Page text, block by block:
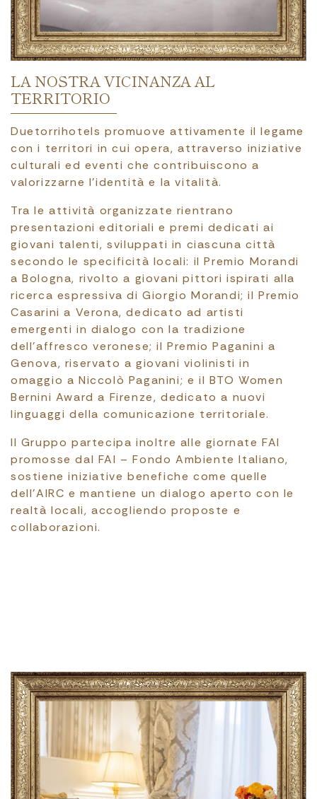
LA NOSTRA VICINANZA AL
TERRITORIO
Duetorrihotels promuove attivamente il legame
con i territori in cui opera, attraverso iniziative
culturali ed eventi che contribuiscono a
valorizzarne l’identità e la vitalità.
Tra le attività organizzate rientrano
presentazioni editoriali e premi dedicati ai
giovani talenti, sviluppati in ciascuna città
secondo le specificità locali: il Premio Morandi
a Bologna, rivolto a giovani pittori ispirati alla
ricerca espressiva di Giorgio Morandi; il Premio
Casarini a Verona, dedicato ad artisti
emergenti in dialogo con la tradizione
dell’affresco veronese; il Premio Paganini a
Genova, riservato a giovani violinisti in
omaggio a Niccolò Paganini; e il BTO Women
Bernini Award a Firenze, dedicato a nuovi
linguaggi della comunicazione territoriale.
Il Gruppo partecipa inoltre alle giornate FAI
promosse dal FAI – Fondo Ambiente Italiano,
sostiene iniziative benefiche come quelle
dell’AIRC e mantiene un dialogo aperto con le
realtà locali, accogliendo proposte e
collaborazioni.